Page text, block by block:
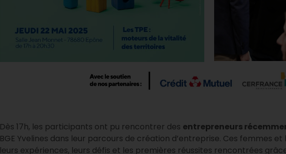
Dès 17h, les participants ont pu rencontrer des entrepreneurs
BGE Yvelines dans leur parcours de création d’entreprise. Ces femmes
leurs expériences, leurs défis et les premières réussites rencontrées